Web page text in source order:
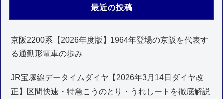
最近の投稿
京阪2200系【2026年度版】1964年登場の京阪を代表す
る通勤形電車の歩み
JR宝塚線データイムダイヤ【2026年3月14日ダイヤ改
正】区間快速・特急こうのとり・うれしートを徹底解説